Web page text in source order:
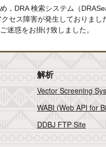
，DRA 検索システム（
セス障害が発生しておりまし
迷惑をお掛け致しました。
解析
Vector Screening
WABI (Web API for
DDBJ FTP Site